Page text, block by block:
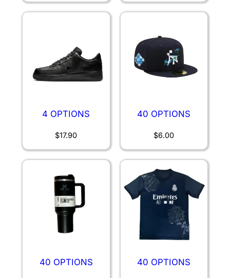
4 OPTIONS
$17.90
40 OPTIONS
$6.00
40 OPTIONS 40 OPTIONS